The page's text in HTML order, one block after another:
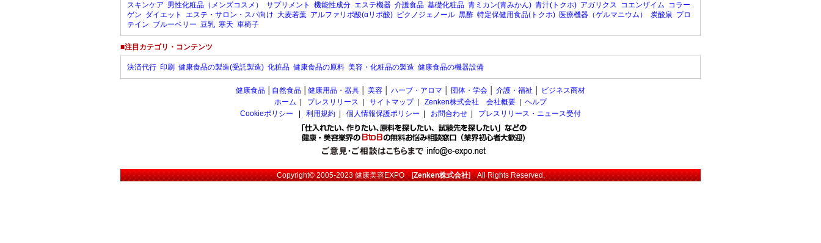
スキンケア 男性化粧品（メンズコスメ） サプリメント 機能性成分 エステ機器 介護食品 基礎化粧品 青ミカン(青みかん) 青汁(トクホ) アガリクス コエンザイム コラー
ゲン ダイエット エステ・サロン・スパ向け 大麦若葉 アルファリポ酸(αリポ酸) ピクノジェノール 黒酢 特定保健用食品(トクホ) 医療機器（ゲルマニウム） 炭酸泉 プロ
テイン ブルーベリー 豆乳 寒天 車椅子
■注目カテゴリ・コンテンツ
決済代行 印刷 健康食品の製造(受託製造) 化粧品 健康食品の原料 美容・化粧品の製造 健康食品の機器設備
健康食品 自然食品 健康用品・器具 美容 ハーブ・アロマ 団体・学会 介護・福祉
ビジネス商材
ホーム
プレスリリース サイトマップ| Zenken株式会社 会社概要
ヘルプ
Cookieポリシー
利用規約 個人情報保護ポリシー お問合わせ プレスリリース・ニュース受付
Copyright© 2005-2023健康美容EXPO[Zenken株式会社] All Rights Reserved.